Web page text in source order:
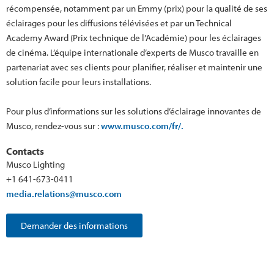
récompensée, notamment par un Emmy (prix) pour la qualité de ses
éclairages pour les diffusions télévisées et par un Technical
Academy Award (Prix technique de l’Académie) pour les éclairages
de cinéma. L’équipe internationale d’experts de Musco travaille en
partenariat avec ses clients pour planifier, réaliser et maintenir une
solution facile pour leurs installations.
Pour plus d’informations sur les solutions d’éclairage innovantes de
Musco, rendez-vous sur :www.musco.com/fr/.
Contacts
Musco Lighting
+1 641-673-0411
media.relations@musco.com
Demander des informations